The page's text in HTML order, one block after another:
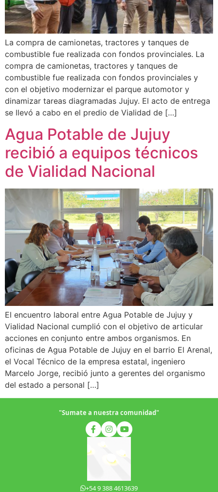
La compra de camionetas, tractores y tanques de
combustible fue realizada con fondos provinciales. La
compra de camionetas, tractores y tanques de
combustible fue realizada con fondos provinciales y
con el objetivo modernizar el parque automotor y
dinamizar tareas diagramadas Jujuy. El acto de entrega
se llevó a cabo en el predio de Vialidad de […]
Agua Potable de Jujuy
recibió a equipos técnicos
de Vialidad Nacional
El encuentro laboral entre Agua Potable de Jujuy y
Vialidad Nacional cumplió con el objetivo de articular
acciones en conjunto entre ambos organismos. En
oficinas de Agua Potable de Jujuy en el barrio El Arenal,
el Vocal Técnico de la empresa estatal, ingeniero
Marcelo Jorge, recibió junto a gerentes del organismo
del estado a personal […]
"Sumate a nuestra comunidad"
+54 9 388 4613639